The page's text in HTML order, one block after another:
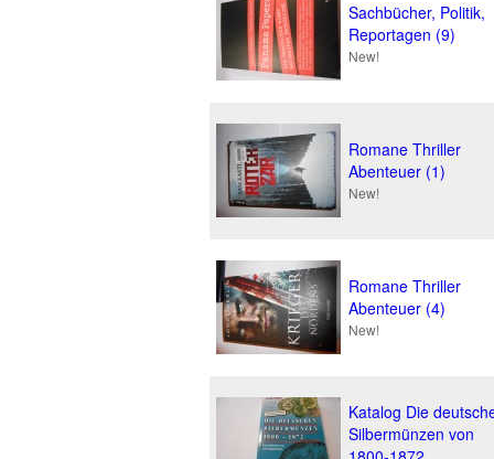
Sachbücher, Politik,
Reportagen (9)
New!
Romane Thriller
Abenteuer (1)
New!
Romane Thriller
Abenteuer (4)
New!
Katalog Die
Silbermünzen von